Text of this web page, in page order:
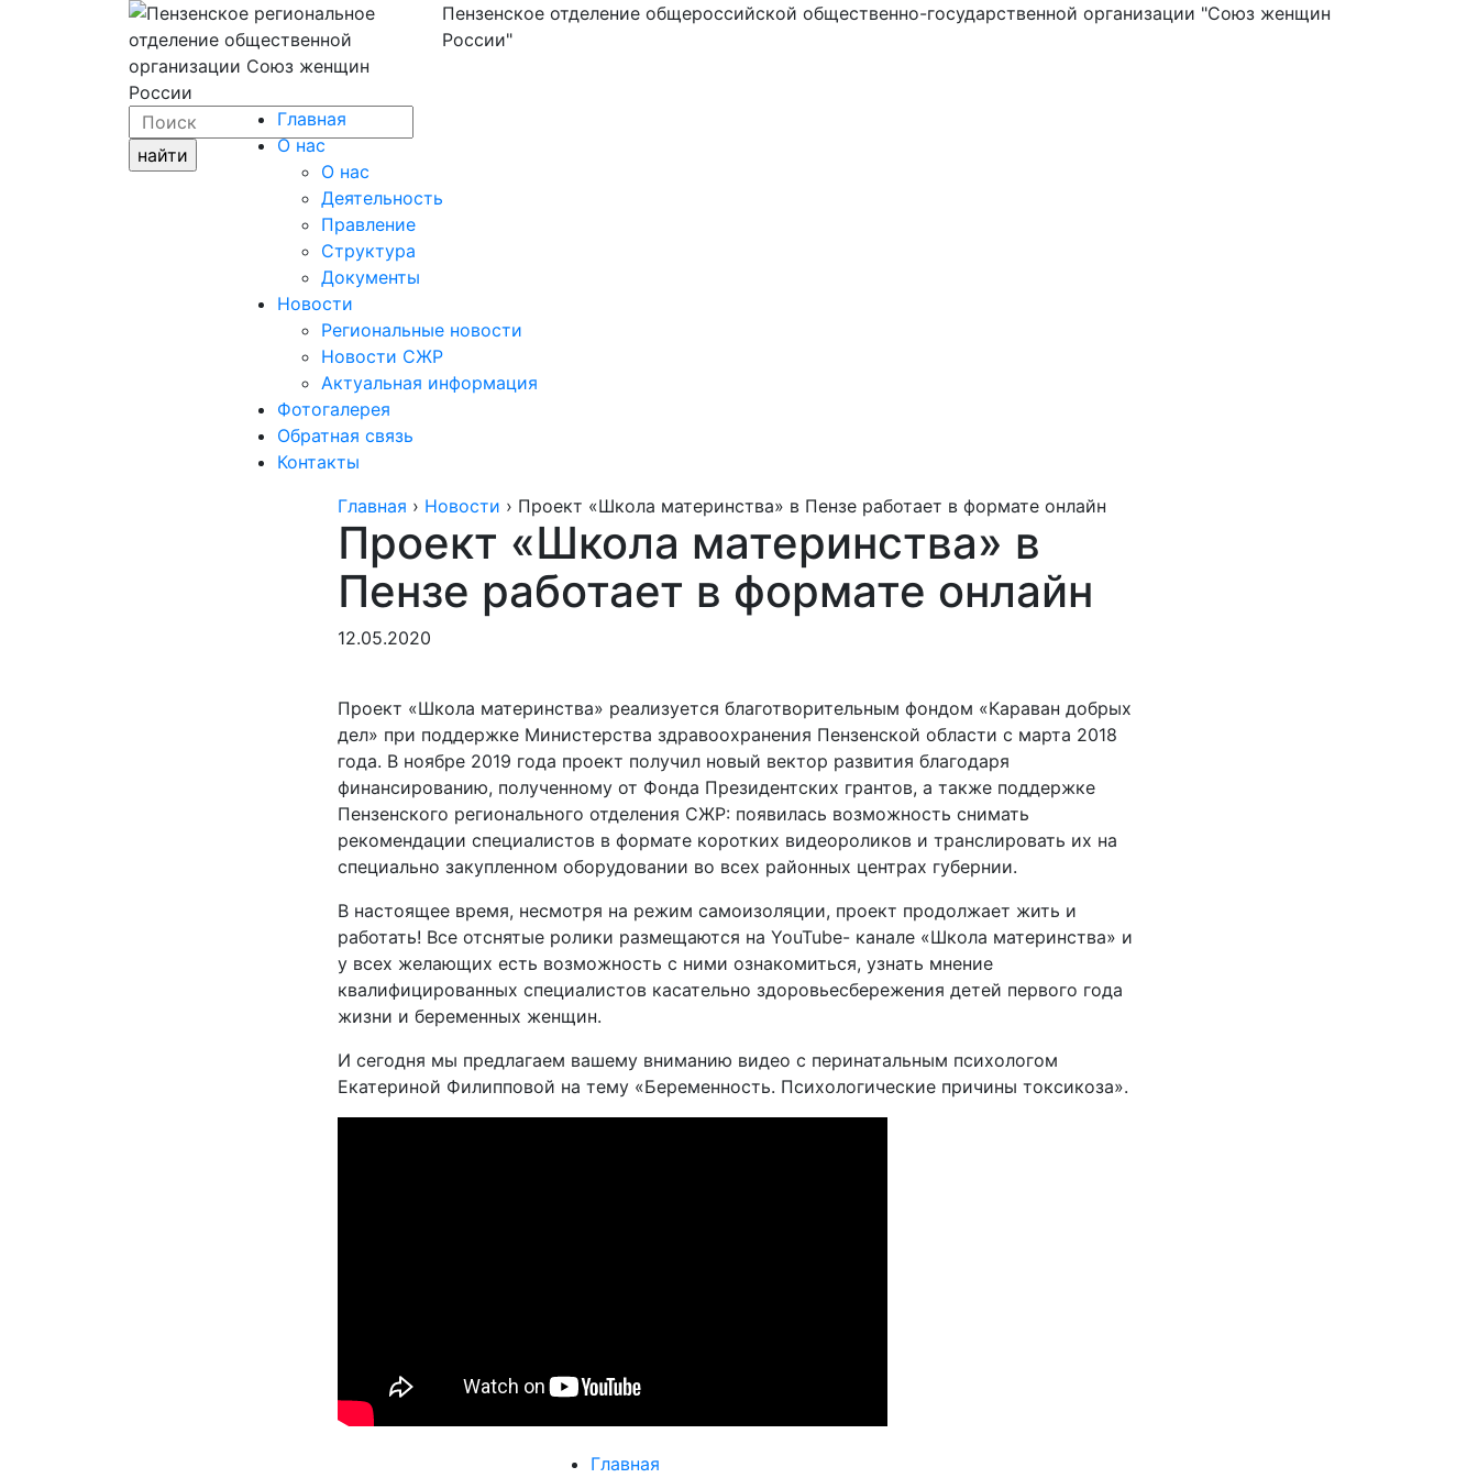
Пензенское отделение общероссийской общественно-государственной организации "Союз женщин
России"
Главная
О нас
О нас
Деятельность
Правление
Структура
Документы
Новости
Региональные новости
Новости СЖР
Актуальная информация
Фотогалерея
Обратная связь
Контакты
Главная › Новости › Проект «Школа материнства» в Пензе работает в формате онлайн
Проект «Школа материнства» в
Пензе работает в формате онлайн
12.05.2020
Проект «Школа материнства» реализуется благотворительным фондом «Караван добрых
дел» при поддержке Министерства здравоохранения Пензенской области с марта 2018
года. В ноябре 2019 года проект получил новый вектор развития благодаря
финансированию, полученному от Фонда Президентских грантов, а также поддержке
Пензенского регионального отделения СЖР: появилась возможность снимать
рекомендации специалистов в формате коротких видеороликов и транслировать их на
специально закупленном оборудовании во всех районных центрах губернии.
В настоящее время, несмотря на режим самоизоляции, проект продолжает жить и
работать! Все отснятые ролики размещаются на YouTube- канале «Школа материнства» и
у всех желающих есть возможность с ними ознакомиться, узнать мнение
квалифицированных специалистов касательно здоровьесбережения детей первого года
жизни и беременных женщин.
И сегодня мы предлагаем вашему вниманию видео с перинатальным психологом
Екатериной Филипповой на тему «Беременность. Психологические причины токсикоза».
Главная